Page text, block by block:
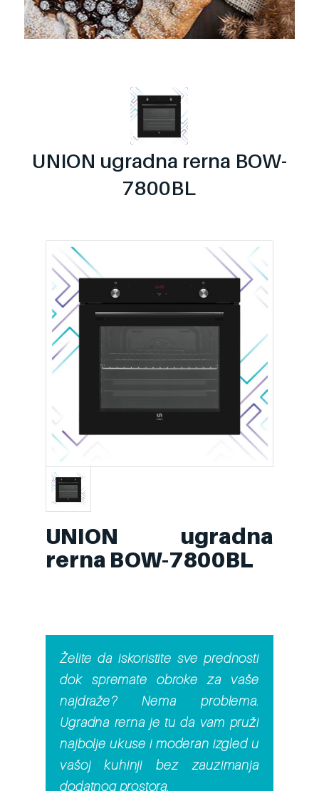
UNION ugradna rerna BOW-
7800BL
UNION ugradna
rerna BOW-7800BL
Želite da iskoristite sve prednosti
dok spremate obroke za vaše
najdraže? Nema problema.
Ugradna rerna je tu da vam pruži
najbolje ukuse i moderan izgled u
vašoj kuhinji bez zauzimanja
dodatnog prostora.